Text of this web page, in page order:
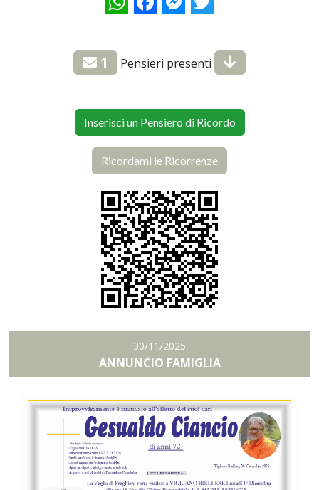
1 Pensieri presenti
Inserisci un Pensiero di Ricordo
Ricordami le Ricorrenze
30/11/2025
ANNUNCIO FAMIGLIA